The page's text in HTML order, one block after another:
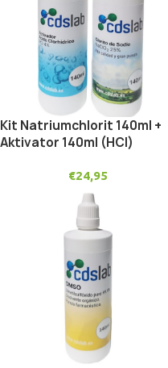
Kit Natriumchlorit 140ml +
Aktivator 140ml (HCl)
€24,95